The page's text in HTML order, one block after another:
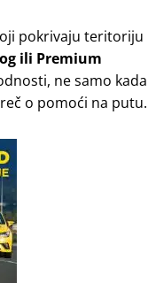
pokrivaju teritoriju
ili Premium
ne samo kada
o pomoći na putu.